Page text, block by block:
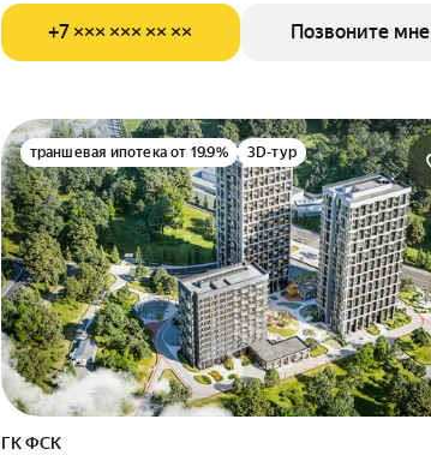
+7 ××× ××× ×× ×× Позвоните мне
траншевая ипотека от 19.9% 3D-тур
ГК ФСК